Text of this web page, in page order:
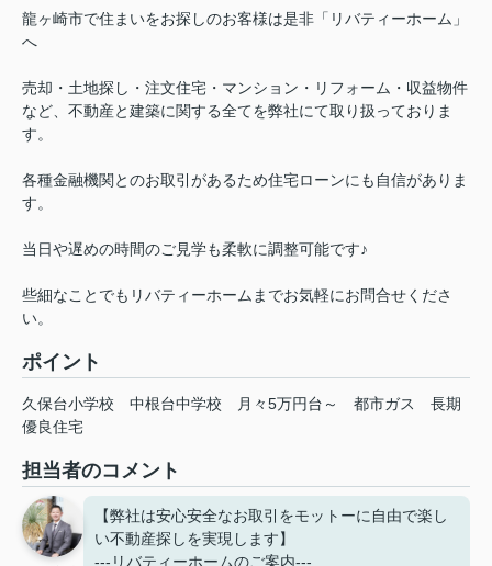
龍ヶ崎市で住まいをお探しのお客様は是非「リバティーホーム」
へ
売却・土地探し・注文住宅・マンション・リフォーム・収益物件
など、不動産と建築に関する全てを弊社にて取り扱っておりま
す。
各種金融機関とのお取引があるため住宅ローンにも自信がありま
す。
当日や遅めの時間のご見学も柔軟に調整可能です♪
些細なことでもリバティーホームまでお気軽にお問合せくださ
い。
ポイント
久保台小学校 中根台中学校 月々5万円台～ 都市ガス
長期
優良住宅
担当者のコメント
【弊社は安心安全なお取引をモットーに自由で楽し
い不動産探しを実現します】
---リバティーホームのご案内---